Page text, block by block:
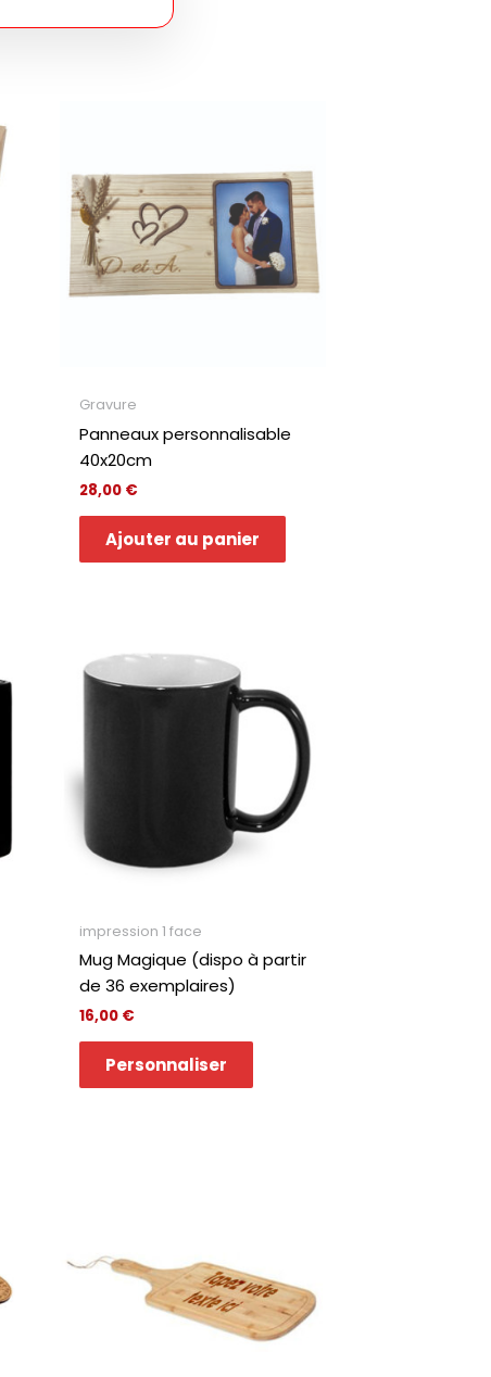
Gravure
Panneaux personnalisable
40x20cm
28,00 €
Ajouter au panier
impression 1 face
Mug Magique (dispo à partir
de 36 exemplaires)
16,00 €
Personnaliser